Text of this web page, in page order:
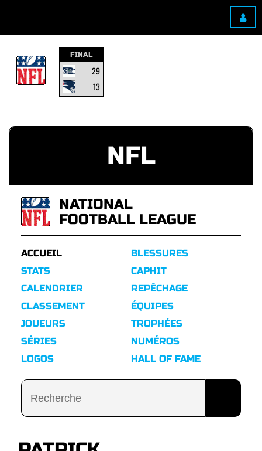
FINAL
29
13
NFL
NATIONAL
FOOTBALL LEAGUE
ACCUEIL
STATS
CALENDRIER
CLASSEMENT
BLESSURES
CAPHIT
REPÊCHAGE
ÉQUIPES
JOUEURS
SÉRIES
LOGOS
TROPHÉES
NUMÉROS
HALL OF FAME